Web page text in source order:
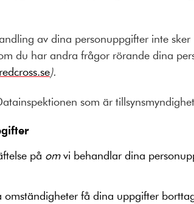
av dina personuppgifter inte
du har andra frågor rörande dina
).
som är
på omvi behandlar dina
omständigheter få dina uppgifter